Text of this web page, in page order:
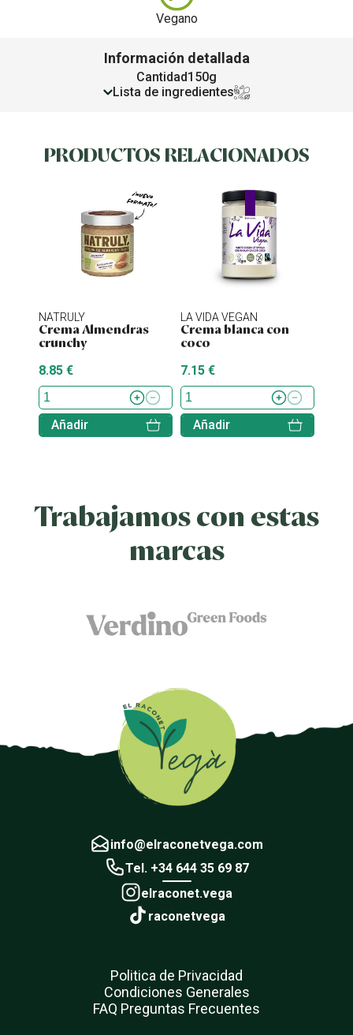
Vegano
Información detallada
Cantidad150g
Lista de ingredientes
PRODUCTOS RELACIONADOS
NATRULY
Crema Almendras
crunchy
8.85 €
Añadir
LA VIDA VEGAN
Crema blanca con
coco
7.15 €
Añadir
Trabajamos con estas
marcas
info@elraconetvega.com
Tel. +34 644 35 69 87
elraconet.vega
raconetvega
Politica de Privacidad
Condiciones Generales
FAQ Preguntas Frecuentes